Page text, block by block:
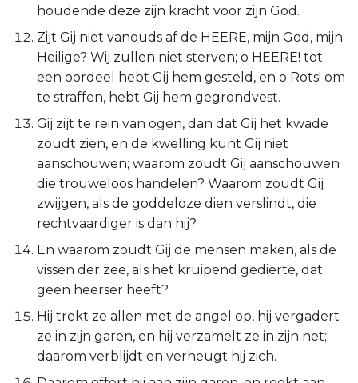
3 Johannes
houdende deze zijn kracht voor zijn God.
Zijt Gij niet vanouds af de HEERE, mijn God, mijn
Heilige? Wij zullen niet sterven; o HEERE! tot
een oordeel hebt Gij hem gesteld, en o Rots! om
te straffen, hebt Gij hem gegrondvest.
Gij zijt te rein van ogen, dan dat Gij het kwade
zoudt zien, en de kwelling kunt Gij niet
aanschouwen; waarom zoudt Gij aanschouwen
die trouweloos handelen? Waarom zoudt Gij
zwijgen, als de goddeloze dien verslindt, die
rechtvaardiger is dan hij?
En waarom zoudt Gij de mensen maken, als de
vissen der zee, als het kruipend gedierte, dat
geen heerser heeft?
Hij trekt ze allen met de angel op, hij vergadert
ze in zijn garen, en hij verzamelt ze in zijn net;
daarom verblijdt en verheugt hij zich.